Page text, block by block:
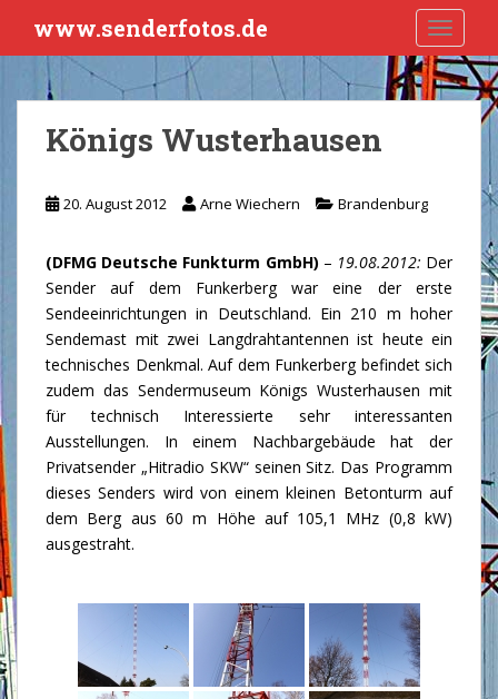
i
t
www.senderfotos.de
Königs Wusterhausen
20. August 2012 Arne Wiechern Brandenburg
(DFMG Deutsche Funkturm GmbH) – 19.08.2012: Der
Sender auf dem Funkerberg war eine der erste
Sendeeinrichtungen in Deutschland. Ein 210 m hoher
Sendemast mit zwei Langdrahtantennen ist heute ein
technisches Denkmal. Auf dem Funkerberg befindet sich
zudem das Sendermuseum Königs Wusterhausen mit
für technisch Interessierte sehr interessanten
Ausstellungen. In einem Nachbargebäude hat der
Privatsender „Hitradio SKW“ seinen Sitz. Das Programm
dieses Senders wird von einem kleinen Betonturm auf
dem Berg aus 60 m Höhe auf 105,1 MHz (0,8 kW)
ausgestraht.